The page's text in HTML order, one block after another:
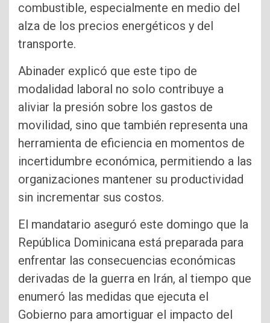
combustible, especialmente en medio del
alza de los precios energéticos y del
transporte.
Abinader explicó que este tipo de
modalidad laboral no solo contribuye a
aliviar la presión sobre los gastos de
movilidad, sino que también representa una
herramienta de eficiencia en momentos de
incertidumbre económica, permitiendo a las
organizaciones mantener su productividad
sin incrementar sus costos.
El mandatario aseguró este domingo que la
República Dominicana está preparada para
enfrentar las consecuencias económicas
derivadas de la guerra en Irán, al tiempo que
enumeró las medidas que ejecuta el
Gobierno para amortiguar el impacto del